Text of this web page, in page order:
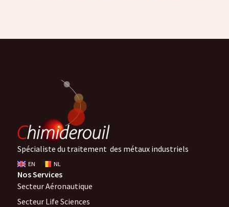
Spécialiste du traitement des métaux industriels
EN NL
Nos Services
Secteur Aéronautique
Secteur Life Sciences